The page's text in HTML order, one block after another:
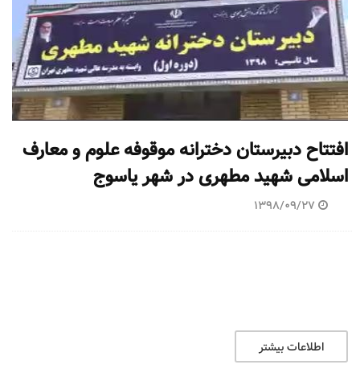
افتتاح دبیرستان دخترانه موقوفه علوم و معارف
اسلامی شهید مطهری در شهر یاسوج
1398/09/27
اطلاعات بیشتر